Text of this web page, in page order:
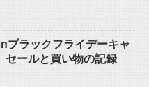
ブラックフライデーキャ
セールと買い物の記録